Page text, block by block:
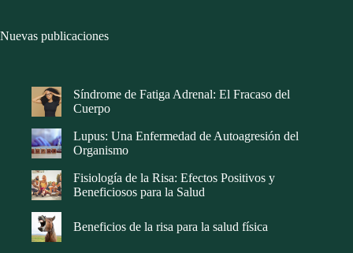
Nuevas publicaciones
Síndrome de Fatiga Adrenal: El Fracaso del
Cuerpo
Lupus: Una Enfermedad de Autoagresión del
Organismo
Fisiología de la Risa: Efectos Positivos y
Beneficiosos para la Salud
Beneficios de la risa para la salud física